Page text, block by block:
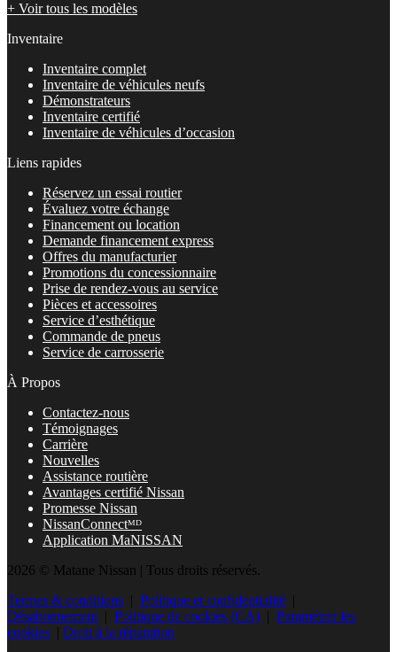
+ Voir tous les modèles
Inventaire
Inventaire complet
Inventaire de véhicules neufs
Démonstrateurs
Inventaire certifié
Inventaire de véhicules d’occasion
Liens rapides
Réservez un essai routier
Évaluez votre échange
Financement ou location
Demande financement express
Offres du manufacturier
Promotions du concessionnaire
Prise de rendez-vous au service
Pièces et accessoires
Service d’esthétique
Commande de pneus
Service de carrosserie
À Propos
Contactez-nous
Témoignages
Carrière
Nouvelles
Assistance routière
Avantages certifié Nissan
Promesse Nissan
NissanConnectᴹᴰ
Application MaNISSAN
2026 © Matane Nissan | Tous droits réservés.
Termes & conditions | Politique et confidentialité |
Désabonnement | Politique de cookies (CA) | Paramétrer les
cookies | Droit à la réparation